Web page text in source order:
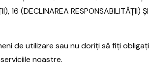
16 (DECLINAREA RESPONSABILITĂȚII)
de utilizare sau nu doriți să fiți
noastre.